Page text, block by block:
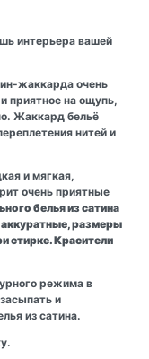
интерьера вашей
жаккарда очень
приятное на ощупь,
Жаккард бельё
нитей и
и мягкая,
очень приятные
белья из сатина
размеры
стирке. Красители
режима в
и
из сатина.